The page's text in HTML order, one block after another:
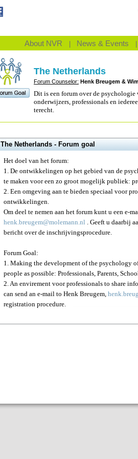
About NVR News & Events
The Netherlands
Forum Counselor: Henk Breugem &
Dit is een forum over de psychologie
onderwijzers, professionals en
terecht.
The Netherlands - Forum goal
Het doel van het forum:
1. De ontwikkelingen op het gebied van de
te maken voor een zo groot mogelijk publiek:
2. Een omgeving aan te bieden speciaal voor
ontwikkelingen.
Om deel te nemen aan het forum kunt u een e-
henk.breugem@molemann.nl . Geeft u daarbij
bericht over de inschrijvingsprocedure.
Forum Goal:
1. Making the development of the psychology
people as possible: Professionals, Parents,
2. An envirement voor professionals to share
can send an e-mail to Henk Breugem,
registration procedure.